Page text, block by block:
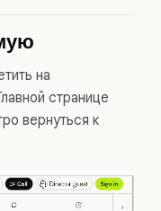
на
странице
вернуться к